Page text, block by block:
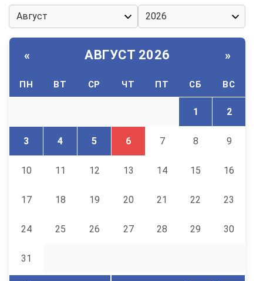
« АВГУСТ 2026 »
ПН ВТ СР ЧТ ПТ СБ ВС
1 2
3 4 5 6 7 8 9
10 11 12 13 14 15 16
17 18 19 20 21 22 23
24 25 26 27 28 29 30
31